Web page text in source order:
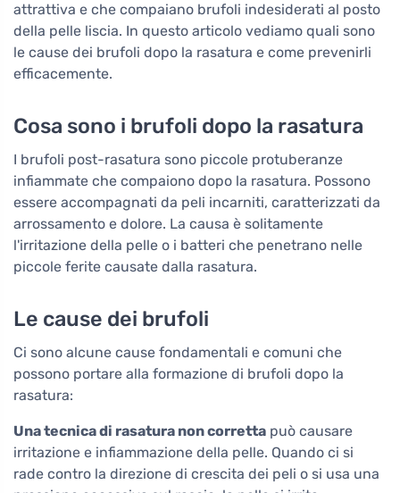
attrattiva e che compaiano brufoli indesiderati al posto
della pelle liscia. In questo articolo vediamo quali sono
le cause dei brufoli dopo la rasatura e come prevenirli
efficacemente.
Cosa sono i brufoli dopo la rasatura
I brufoli post-rasatura sono piccole protuberanze
infiammate che compaiono dopo la rasatura. Possono
essere accompagnati da peli incarniti, caratterizzati da
arrossamento e dolore. La causa è solitamente
l'irritazione della pelle o i batteri che penetrano nelle
piccole ferite causate dalla rasatura.
Le cause dei brufoli
Ci sono alcune cause fondamentali e comuni che
possono portare alla formazione di brufoli dopo la
rasatura:
Una tecnica di rasatura non corretta può causare
irritazione e infiammazione della pelle. Quando ci si
rade contro la direzione di crescita dei peli o si usa una